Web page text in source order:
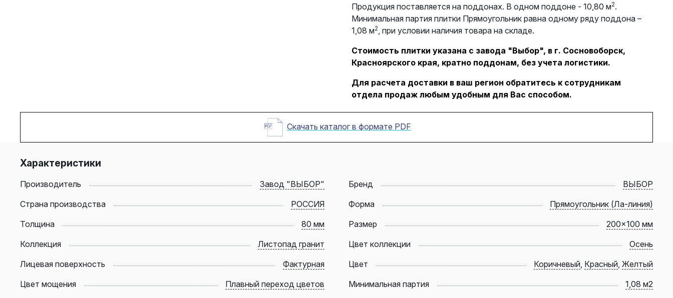
Продукция поставляется на поддонах. В одном поддоне - 10,80 м2.
Минимальная партия плитки Прямоугольник равна одному ряду поддона –
1,08 м2, при условии наличия товара на складе.
Стоимость плитки указана с завода "Выбор", в г. Сосновоборск,
Красноярского края, кратно поддонам, без учета логистики.
Для расчета доставки в ваш регион обратитесь к сотрудникам
отдела продаж любым удобным для Вас способом.
Скачать каталог в формате PDF
Характеристики
Производитель Завод "ВЫБОР" Бренд
ВЫБОР
Страна производства
РОССИЯ Форма
Прямоугольник (Ла-линия)
Толщина
80 мм Размер
200x100 мм
Коллекция
Листопад гранит Цвет коллекции
Осень
Лицевая поверхность
Фактурная Цвет Коричневый Красный Желтый
Цвет мощения
Плавный переход цветов Минимальная партия 1,08 м2